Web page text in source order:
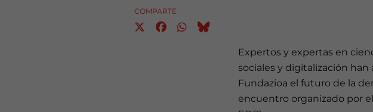
COMPARTE
Expertos y expertas en
sociales y digitalización han
Fundazioa el futuro de la
encuentro organizado por